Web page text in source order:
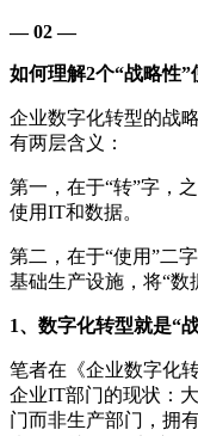
— 02 —
如何理解2个“战略性”
企业数字化转型的战
有两层含义：
第一，在于“转”字，
使用IT和数据。
第二，在于“使用”二
基础生产设施，将“数
1、数字化转型就是“
笔者在《企业数字化
企业IT部门的现状：
门而非生产部门，拥